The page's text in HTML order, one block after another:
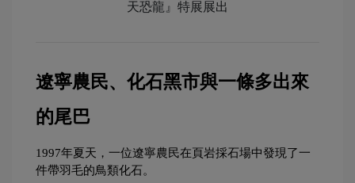
天恐龍』特展展出
遼寧農民、化石黑市與一條多出來
的尾巴
1997年夏天，一位遼寧農民在頁岩採石場中發現了一
件帶羽毛的鳥類化石。